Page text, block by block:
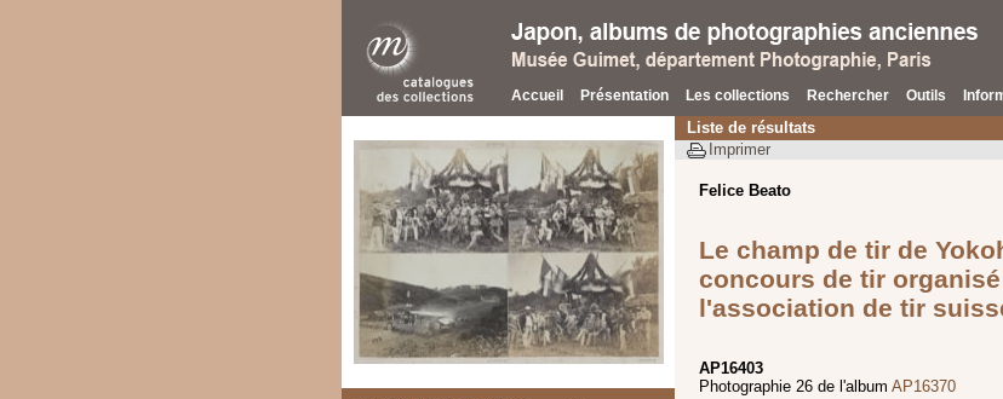
Accueil Présentation Les collections Rechercher Outils
Liste de résultats
Imprimer
Felice Beato
Le champ de tir de
concours de tir
l'association de tir
AP16403
Photographie 26 de l'album AP16370